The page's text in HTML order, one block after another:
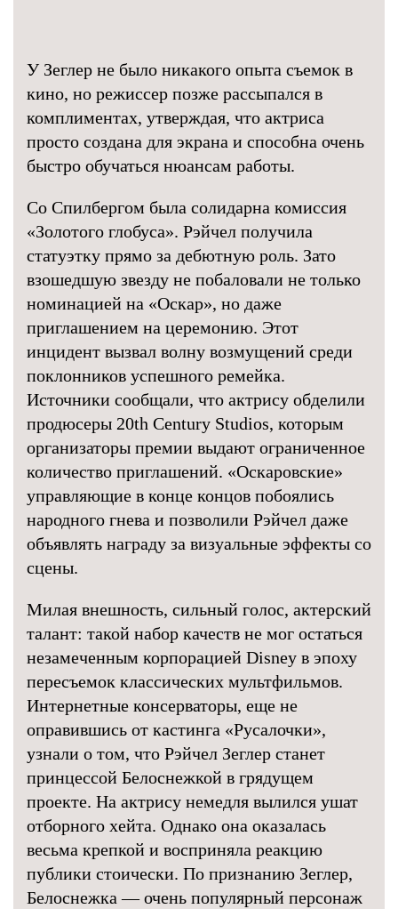
У Зеглер не было никакого опыта съемок в
кино, но режиссер позже рассыпался в
комплиментах, утверждая, что актриса
просто создана для экрана и способна очень
быстро обучаться нюансам работы.
Со Спилбергом была солидарна комиссия
«Золотого глобуса». Рэйчел получила
статуэтку прямо за дебютную роль. Зато
взошедшую звезду не побаловали не только
номинацией на «Оскар», но даже
приглашением на церемонию. Этот
инцидент вызвал волну возмущений среди
поклонников успешного ремейка.
Источники сообщали, что актрису обделили
продюсеры 20th Century Studios, которым
организаторы премии выдают ограниченное
количество приглашений. «Оскаровские»
управляющие в конце концов побоялись
народного гнева и позволили Рэйчел даже
объявлять награду за визуальные эффекты со
сцены.
Милая внешность, сильный голос, актерский
талант: такой набор качеств не мог остаться
незамеченным корпорацией Disney в эпоху
пересъемок классических мультфильмов.
Интернетные консерваторы, еще не
оправившись от кастинга «Русалочки»,
узнали о том, что Рэйчел Зеглер станет
принцессой Белоснежкой в грядущем
проекте. На актрису немедля вылился ушат
отборного хейта. Однако она оказалась
весьма крепкой и восприняла реакцию
публики стоически. По признанию Зеглер,
Белоснежка — очень популярный персонаж